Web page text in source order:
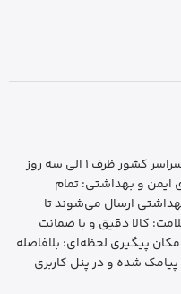
ارسال سریع و فوری: ارسال سفارشات به سراسر کشور ظرف 1 الی سه روز
ایمن و بهداشتی: تمام
ارسال می‌شوند تا
کالا دقیق و با ضمانت
پیگیری لحظه‌ای: بلافاصله
شده و در پنل کاربری